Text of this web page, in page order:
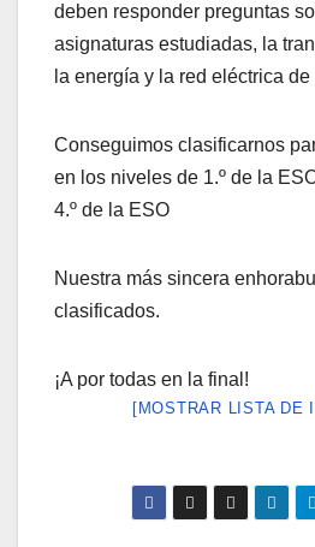
deben responder preguntas
asignaturas estudiadas, la
la energía y la red eléctrica
Conseguimos clasificarnos
en los niveles de 1.º de la
4.º de la ESO
Nuestra más sincera
clasificados.
¡A por todas en la final!
[MOSTRAR LISTA DE